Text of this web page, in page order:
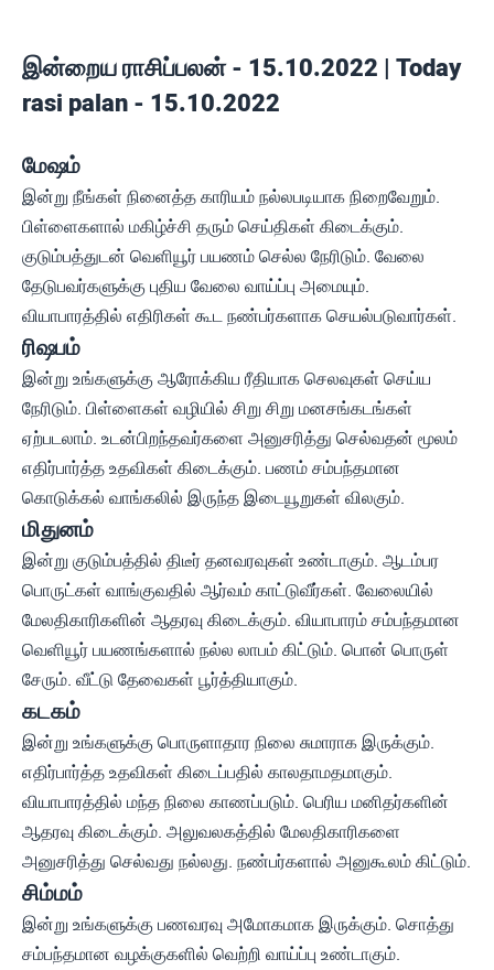
இன்றைய ராசிப்பலன் - 15.10.2022 | Today
rasi palan - 15.10.2022
மேஷம்
இன்று நீங்கள் நினைத்த காரியம் நல்லபடியாக நிறைவேறும்.
பிள்ளைகளால் மகிழ்ச்சி தரும் செய்திகள் கிடைக்கும்.
குடும்பத்துடன் வெளியூர் பயணம் செல்ல நேரிடும். வேலை
தேடுபவர்களுக்கு புதிய வேலை வாய்ப்பு அமையும்.
வியாபாரத்தில் எதிரிகள் கூட நண்பர்களாக செயல்படுவார்கள்.
ரிஷபம்
இன்று உங்களுக்கு ஆரோக்கிய ரீதியாக செலவுகள் செய்ய
நேரிடும். பிள்ளைகள் வழியில் சிறு சிறு மனசங்கடங்கள்
ஏற்படலாம். உடன்பிறந்தவர்களை அனுசரித்து செல்வதன் மூலம்
எதிர்பார்த்த உதவிகள் கிடைக்கும். பணம் சம்பந்தமான
கொடுக்கல் வாங்கலில் இருந்த இடையூறுகள் விலகும்.
மிதுனம்
இன்று குடும்பத்தில் திடீர் தனவரவுகள் உண்டாகும். ஆடம்பர
பொருட்கள் வாங்குவதில் ஆர்வம் காட்டுவீர்கள். வேலையில்
மேலதிகாரிகளின் ஆதரவு கிடைக்கும். வியாபாரம் சம்பந்தமான
வெளியூர் பயணங்களால் நல்ல லாபம் கிட்டும். பொன் பொருள்
சேரும். வீட்டு தேவைகள் பூர்த்தியாகும்.
கடகம்
இன்று உங்களுக்கு பொருளாதார நிலை சுமாராக இருக்கும்.
எதிர்பார்த்த உதவிகள் கிடைப்பதில் காலதாமதமாகும்.
வியாபாரத்தில் மந்த நிலை காணப்படும். பெரிய மனிதர்களின்
ஆதரவு கிடைக்கும். அலுவலகத்தில் மேலதிகாரிகளை
அனுசரித்து செல்வது நல்லது. நண்பர்களால் அனுகூலம் கிட்டும்.
சிம்மம்
இன்று உங்களுக்கு பணவரவு அமோகமாக இருக்கும். சொத்து
சம்பந்தமான வழக்குகளில் வெற்றி வாய்ப்பு உண்டாகும்.